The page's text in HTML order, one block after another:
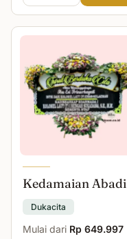
Kedamaian Abadi
Dukacita
Mulai dari Rp 649.997